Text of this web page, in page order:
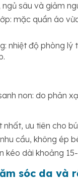
ngủ sâu và giảm
mặc quần áo
nhiệt độ phòng lý
non: do phản
nhất, ưu tiên cho
cầu, không ép
kéo dài khoảng
sóc da và